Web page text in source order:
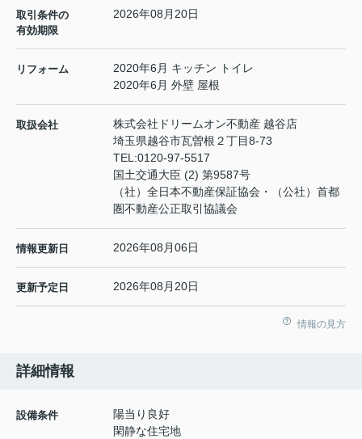
取引条件の
有効期限
2026年08月20日
リフォーム
2020年6月 キッチン トイレ
2020年6月 外壁 屋根
取扱会社
株式会社ドリームオン不動産 越谷店
埼玉県越谷市瓦曽根２丁目8-73
TEL:0120-97-5517
国土交通大臣 (2) 第9587号
（社）全日本不動産保証協会・（公社）首都
圏不動産公正取引協議会
情報更新日 2026年08月06日
更新予定日 2026年08月20日
情報の見方
詳細情報
設備条件
陽当り良好
閑静な住宅地